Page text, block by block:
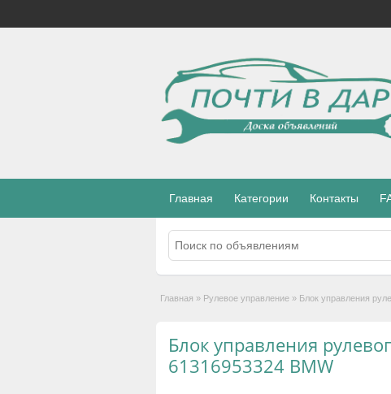
Главная Категории Контакты
Главная » Рулевое управление » Блок управления
Блок управления
61316953324 BMW